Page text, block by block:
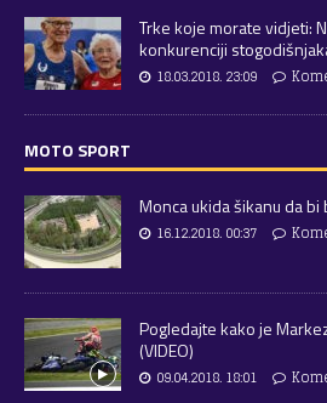
Trke koje morate vidjeti:
konkurenciji
18.03.2018. 23:09
MOTO SPORT
Monca ukida šikanu da bi
16.12.2018. 00:37
Pogledajte kako je
(VIDEO)
09.04.2018. 18:01